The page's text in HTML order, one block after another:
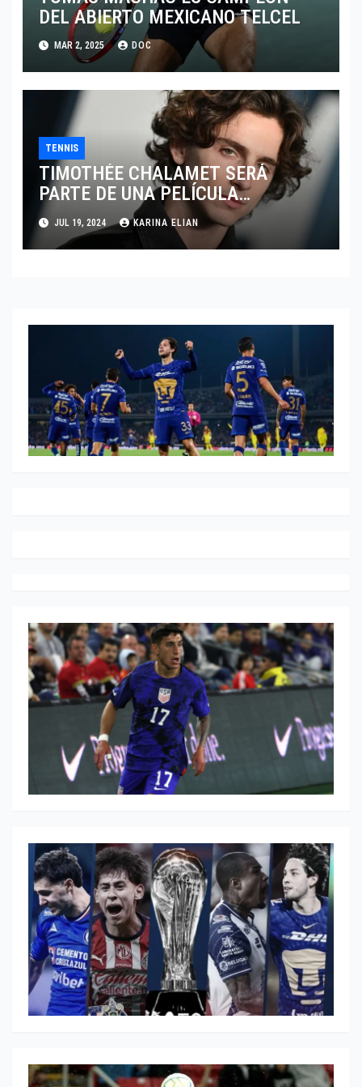
DEL ABIERTO MEXICANO TELCEL
MAR 2, 2025 DOC
TENNIS
TIMOTHÉE CHALAMET SERÁ
PARTE DE UNA PELÍCULA
ADENTRADA EN EL MUNDO DEL
PING PONG
JUL 19, 2024 KARINA ELIAN